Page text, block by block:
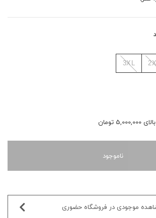
3XL
تومان
ناموجود
موجودی در فروشگاه حضوری‌